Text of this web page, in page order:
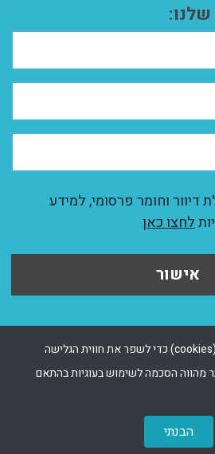
וחומר פרסומי, למידע
לחצו כאן
אישור
אתר זה משתמש בעוגיות (cookies) כדי לשפר את חווית הגלישה
הסכמה לשימוש בעוגיות בהתאם
הבנתי